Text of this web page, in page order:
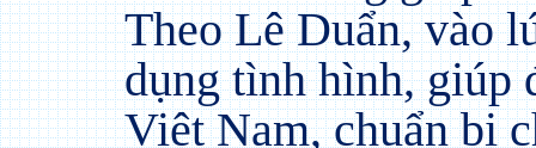
Theo Lê Duẩn, vào
dụng tình hình, giúp
Việt Nam, chuẩn bị